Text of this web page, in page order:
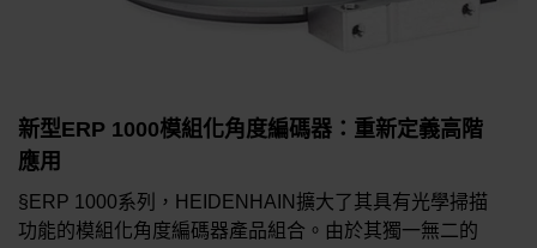
新型ERP 1000模組化角度編碼器：重新定義高階
應用
§ERP 1000系列，HEIDENHAIN擴大了其具有光學掃描
功能的模組化角度編碼器產品組合。由於其獨一無二的